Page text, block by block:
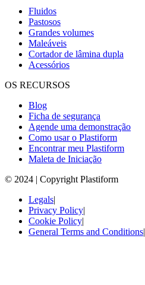
Fluidos
Pastosos
Grandes volumes
Maleáveis
Cortador de lâmina dupla
Acessórios
OS RECURSOS
Blog
Ficha de segurança
Agende uma demonstração
Como usar o Plastiform
Encontrar meu Plastiform
Maleta de Iniciação
© 2024 | Copyright Plastiform
Legals|
Privacy Policy|
Cookie Policy|
General Terms and Conditions|